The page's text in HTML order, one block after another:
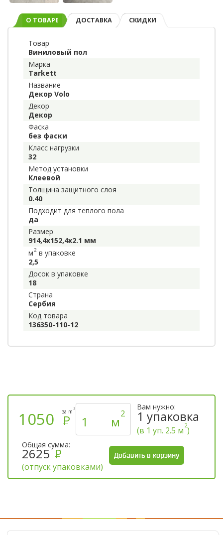
О ТОВАРЕ
Товар
Виниловый пол
Марка
Tarkett
Название
Декор Volo
Декор
Декор
Фаска
без фаски
Класс нагрузки
32
Метод установки
Клеевой
Толщина защитного слоя
0.40
Подходит для теплого пола
да
Размер
914,4x152,4x2.1 мм
м2 в упаковке
2,5
Досок в упаковке
18
Страна
Сербия
Код товара
136350-110-12
ДОСТАВКА СКИДКИ
1050 за m 2
Р м2
Вам нужно:
1 упаковка
(в 1 уп. 2.5 м
2
)
Общая сумма:
2625 Р
(отпуск упаковками)